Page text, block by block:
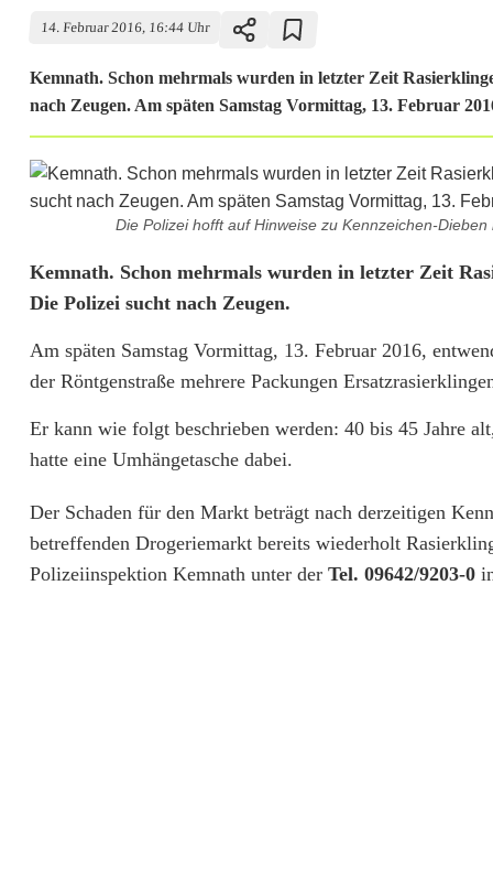
14. Februar 2016, 16:44 Uhr
Kemnath. Schon mehrmals wurden in letzter Zeit
nach Zeugen. Am späten Samstag Vormittag, 13. Februar
Die Polizei hofft auf Hinweise zu Kennzeichen-
L
a
d
n
i
e
Kemnath. Schon mehrmals wurden in letzter Zeit
Die Polizei sucht nach Zeugen.
Am späten Samstag Vormittag, 13. Februar 2016,
der Röntgenstraße mehrere Packungen
Er kann wie folgt beschrieben werden: 40 bis 45 Jahre
hatte eine Umhängetasche dabei.
Der Schaden für den Markt beträgt nach derzeitigen
betreffenden Drogeriemarkt bereits wiederholt
Polizeiinspektion Kemnath unter der Tel. 09642/9203-0